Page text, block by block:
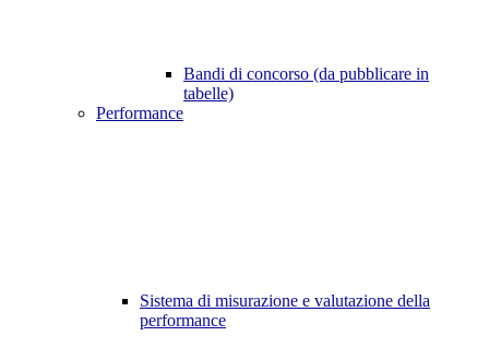
Bandi di concorso (da pubblicare in
tabelle)
Performance
Sistema di misurazione e valutazione della
performance